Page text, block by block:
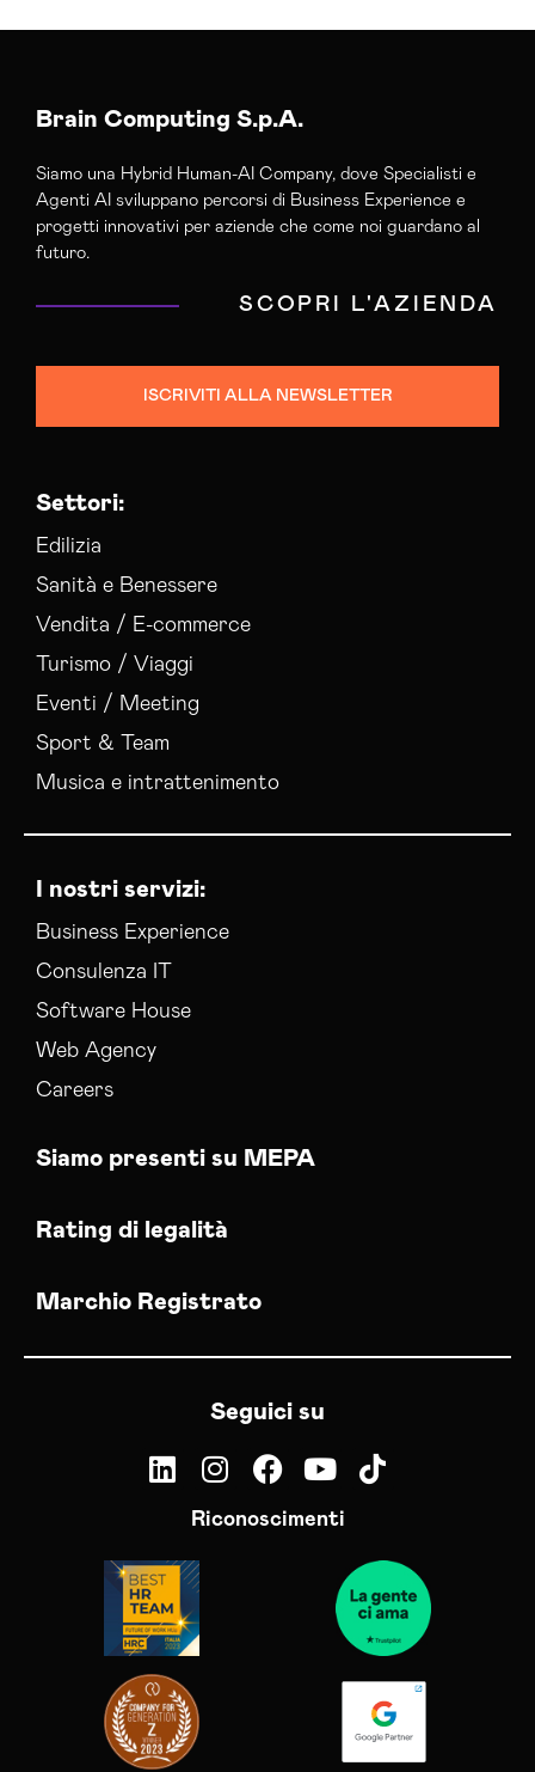
Servizi Hosting Arezzo
Servizi Hosting Ascoli-piceno
Servizi Hosting Asti
Servizi Hosting Avellino
Servizi Hosting Bari
Servizi Hosting Belluno
Servizi Hosting Bergamo
Servizi Hosting Biella
Servizi Hosting Bologna
Servizi Hosting Brescia
Servizi Hosting Cagliari
Servizi Hosting Caltanissetta
Servizi Hosting Campobasso
Servizi Hosting Carbonia Iglesias
Servizi Hosting Catania
Servizi Hosting Catanzaro
Servizi Hosting Chieti
Servizi Hosting Cremona
Servizi Hosting Cuneo
Servizi Hosting Enna
Servizi Hosting Fermo
Servizi Hosting Ferrara
Servizi Hosting Frosinone
Servizi Hosting Gorizia
Servizi Hosting Imperia
Servizi Hosting L’aquila
Servizi Hosting Latina
Servizi Hosting Lecce
Servizi Hosting Livorno
Servizi Hosting Lodi
Servizi Hosting Lucca
Servizi Hosting Macerata
Servizi Hosting Mantova
Servizi Hosting Massa-carrara
Servizi Hosting Matera
Servizi Hosting Medio Campidano
Brain Computing S.p.A.
Siamo una Hybrid Human-AI Company, dove Specialisti e
Agenti AI sviluppano percorsi di Business Experience e
progetti innovativi per aziende che come noi guardano al
futuro.
SCOPRI L'AZIENDA
ISCRIVITI ALLA NEWSLETTER
Settori:
Edilizia
Sanità e Benessere
Vendita / E-commerce
Turismo / Viaggi
Eventi / Meeting
Sport & Team
Musica e intrattenimento
I nostri servizi:
Business Experience
Consulenza IT
Software House
Web Agency
Careers
Siamo presenti su MEPA
Rating di legalità
Marchio Registrato
Seguici su
Riconoscimenti